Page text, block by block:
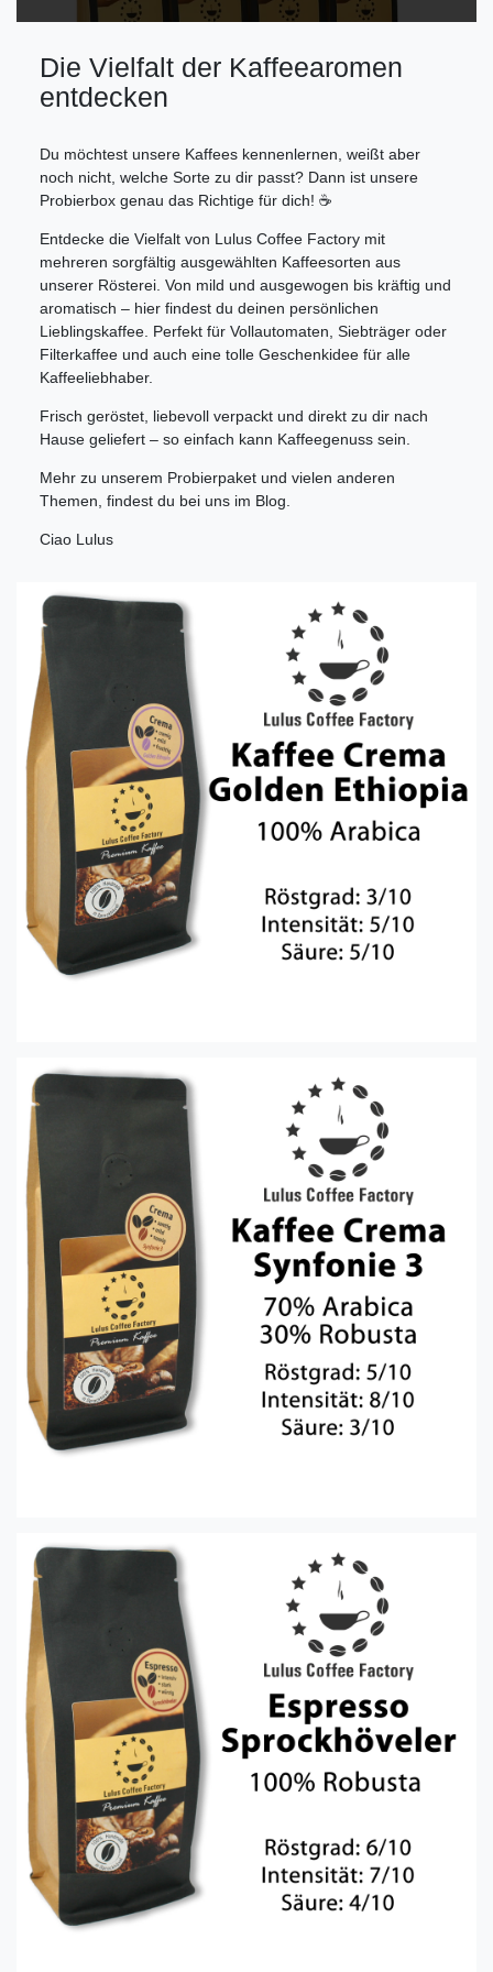
Die Vielfalt der Kaffeearomen
entdecken
Du möchtest unsere Kaffees kennenlernen, weißt aber
noch nicht, welche Sorte zu dir passt? Dann ist unsere
Probierbox genau das Richtige für dich! ☕
Entdecke die Vielfalt von Lulus Coffee Factory mit
mehreren sorgfältig ausgewählten Kaffeesorten aus
unserer Rösterei. Von mild und ausgewogen bis kräftig und
aromatisch – hier findest du deinen persönlichen
Lieblingskaffee. Perfekt für Vollautomaten, Siebträger oder
Filterkaffee und auch eine tolle Geschenkidee für alle
Kaffeeliebhaber.
Frisch geröstet, liebevoll verpackt und direkt zu dir nach
Hause geliefert – so einfach kann Kaffeegenuss sein.
Mehr zu unserem Probierpaket und vielen anderen
Themen, findest du bei uns im Blog.
Ciao Lulus